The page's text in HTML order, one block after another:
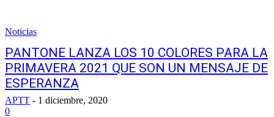
Noticias
PANTONE LANZA LOS 10 COLORES PARA LA
PRIMAVERA 2021 QUE SON UN MENSAJE DE
ESPERANZA
APTT - 1 diciembre, 2020
0